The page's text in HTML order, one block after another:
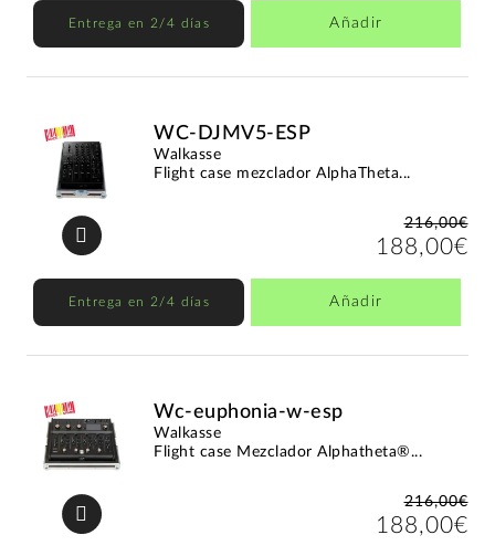
Entrega en 2/4 días Añadir
WC-DJMV5-ESP
Walkasse
Flight case mezclador AlphaTheta...
216,00€
188,00€
Entrega en 2/4 días Añadir
Wc-euphonia-w-esp
Walkasse
Flight case Mezclador Alphatheta®...
216,00€
188,00€